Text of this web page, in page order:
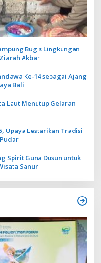
Bugis Lingkungan
Akbar
Ke-14 sebagai Ajang
Bali
Laut Menutup Gelaran
Upaya Lestarikan Tradisi
Spirit Guna Dusun untuk
Sanur